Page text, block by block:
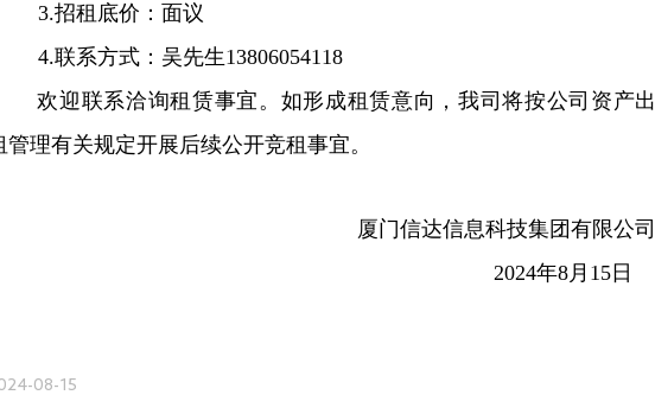
3.招租底价：面议
4.联系方式：吴先生13806054118
欢迎联系洽询租赁事宜。如形成租赁意向，我司将按公司资产出
管理有关规定开展后续公开竞租事宜。
厦门信达信息科技集团有限公司
2024年8月15日
08-15